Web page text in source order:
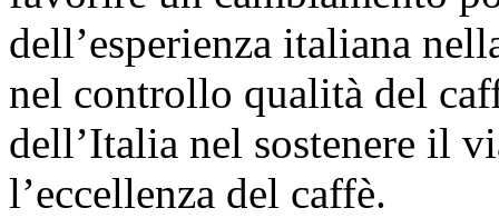
dell’esperienza italiana
nel controllo qualità del
dell’Italia nel sostenere il
l’eccellenza del caffè.